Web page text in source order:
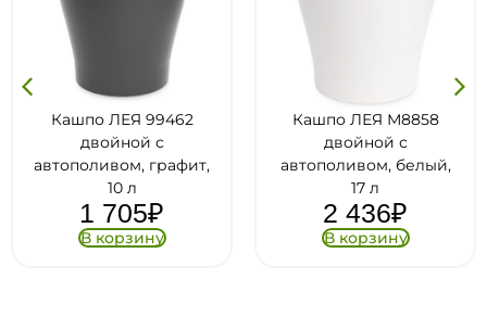
Кашпо ЛЕЯ М8858
автополивом, белый,
Кашпо ЛЕЯ